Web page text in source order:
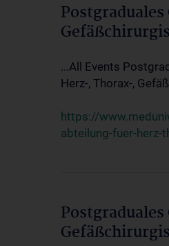
...All Events
Herz-, Thorax-,
https://
abteilung-fuer-herz-